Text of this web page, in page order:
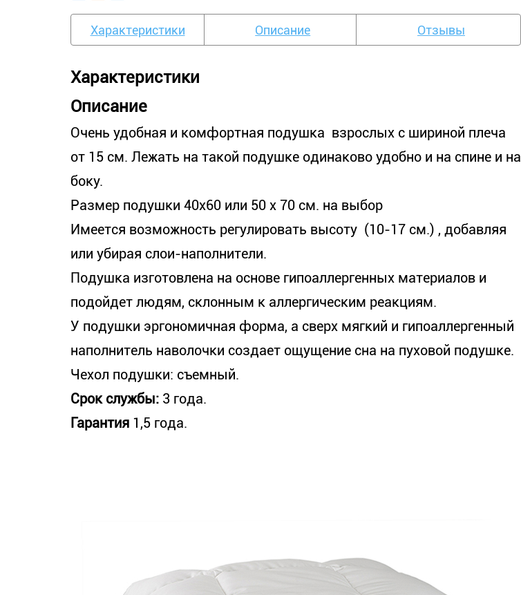
Характеристики Описание Отзывы
Характеристики
Описание
Очень удобная и комфортная подушка взрослых с шириной плеча
от 15 см. Лежать на такой подушке одинаково удобно и на спине и на
боку.
Размер подушки 40х60 или 50 х 70 см. на выбор
Имеется возможность регулировать высоту (10-17 см.) , добавляя
или убирая слои-наполнители.
Подушка изготовлена на основе гипоаллергенных материалов и
подойдет людям, склонным к аллергическим реакциям.
У подушки эргономичная форма, а сверх мягкий и гипоаллергенный
наполнитель наволочки создает ощущение сна на пуховой подушке.
Чехол подушки: съемный.
Срок службы: 3 года.
Гарантия 1,5 года.